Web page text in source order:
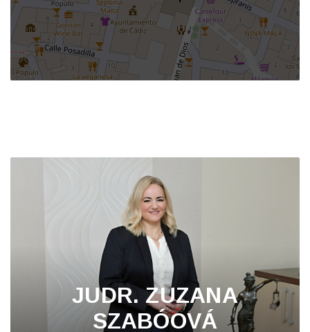
JUDR. ZUZANA
SZABÓOVÁ